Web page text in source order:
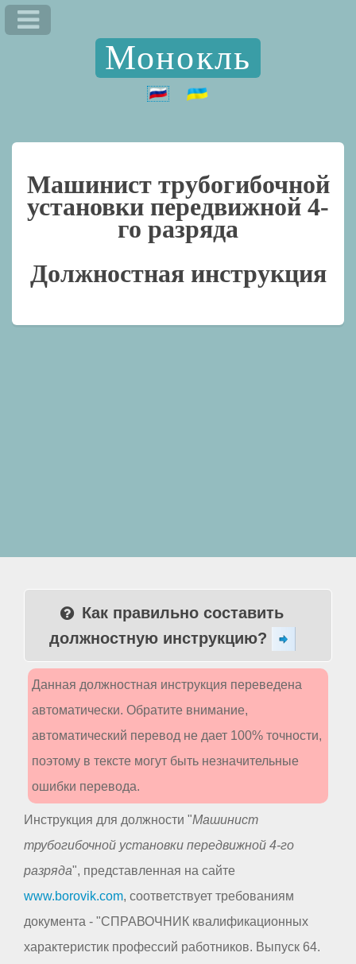
Монокль
Машинист трубогибочной
установки передвижной 4-
го разряда
Должностная инструкция
Как правильно составить
должностную инструкцию?
Данная должностная инструкция переведена
автоматически. Обратите внимание,
автоматический перевод не дает 100% точности,
поэтому в тексте могут быть незначительные
ошибки перевода.
Инструкция для должности "Машинист
трубогибочной установки передвижной 4-го
разряда", представленная на сайте
www.borovik.com, соответствует требованиям
документа - "СПРАВОЧНИК квалификационных
характеристик профессий работников. Выпуск 64.